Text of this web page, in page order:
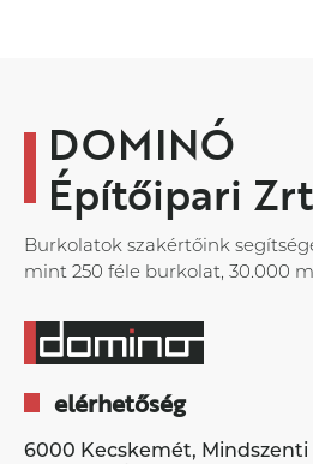
DOMINÓ
Építőipari
Burkolatok szakértőink
mint 250 féle burkolat, 30.000 m
elérhetőség
6000 Kecskemét, Mindszenti